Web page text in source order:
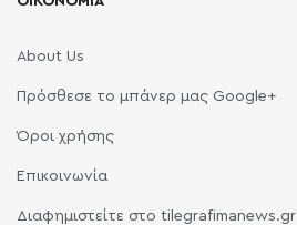
About Us
Πρόσθεσε το μπάνερ μας Google+
Όροι χρήσης
Επικοινωνία
Διαφημιστείτε στο tilegrafimanews.gr